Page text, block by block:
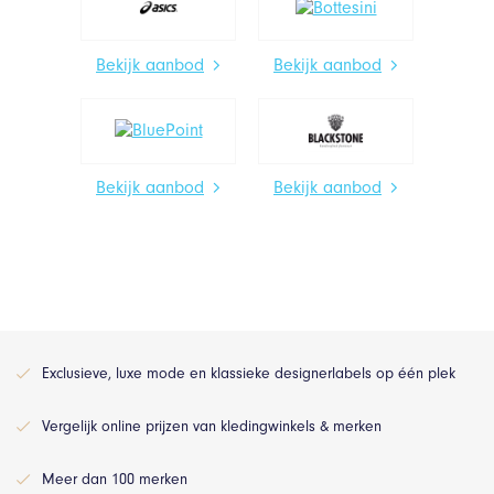
Bekijk aanbod Bekijk aanbod
Bekijk aanbod Bekijk aanbod
Exclusieve, luxe mode en klassieke designerlabels op één plek
Vergelijk online prijzen van kledingwinkels & merken
Meer dan 100 merken